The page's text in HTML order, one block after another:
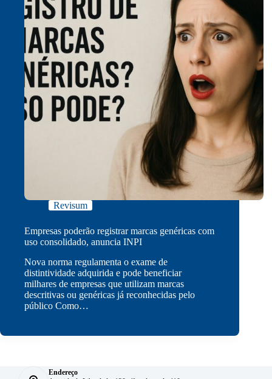
Revisum
Empresas poderão registrar marcas genéricas com
uso consolidado, anuncia INPI
Nova norma regulamenta o exame de
distintividade adquirida e pode beneficiar
milhares de empresas que utilizam marcas
descritivas ou genéricas já reconhecidas pelo
público Como…
Endereço